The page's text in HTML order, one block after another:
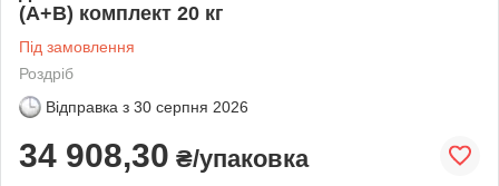
(А+В) комплект 20 кг
Під замовлення
Роздріб
Відправка з 30 серпня 2026
34 908,30 ₴/упаковка